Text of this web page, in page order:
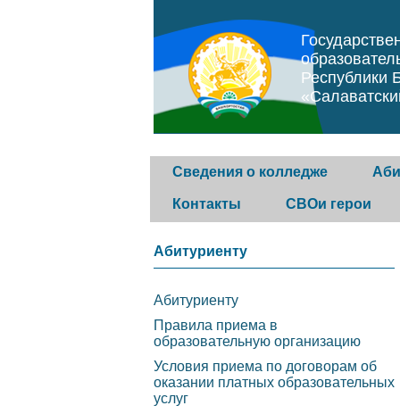
Республики
Сведения о колледже
Основные сведения
управления колледжем
Документы
Образование
Контакты
Горячая линия
организаций
СВОи герои
Абитуриенту
Абитуриенту
Правила приема в
образовательную организацию
Условия приема по договорам об
оказании платных образовательных
услуг